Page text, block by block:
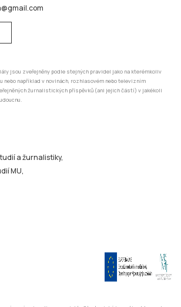
jsou zveřejněny podle stejných pravidel jako na kterémkoliv
nebo například v novinách, rozhlasovém nebo televizním
žurnalistických příspěvků (ani jejich částí) v jakékoli
a žurnalistiky,
MU,